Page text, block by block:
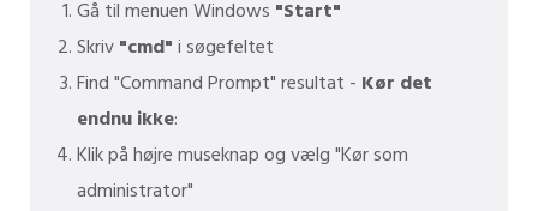
Gå til menuen Windows "Start"
Skriv"cmd"i søgefeltet
Find "Command Prompt" resultat - Kør det
endnu ikke:
Klik på højre museknap og vælg "Kør som
administrator"